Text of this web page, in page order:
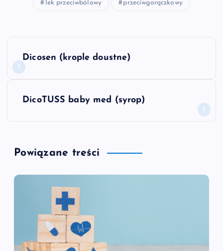
lek przeciwbólowy przeciwgorączkowy
N
a
g
a
a
Dicosen (krople doustne)
DicoTUSS baby med (syrop)
Powiązane treści